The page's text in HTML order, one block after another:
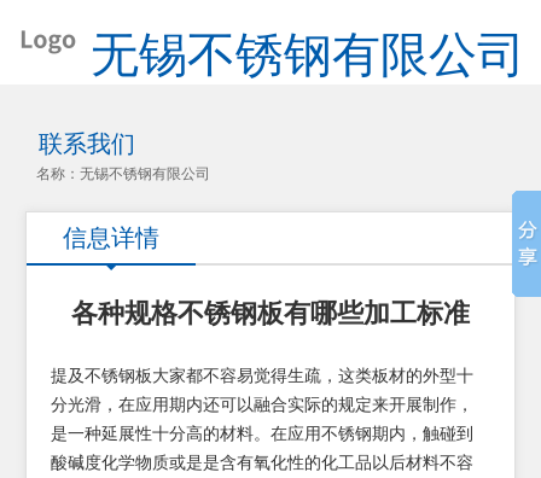
无锡不锈钢有限公司
联系我们
名称：无锡不锈钢有限公司
信息详情
各种规格不锈钢板有哪些加工标准
提及不锈钢板大家都不容易觉得生疏，这类板材的外型十
分光滑，在应用期内还可以融合实际的规定来开展制作，
是一种延展性十分高的材料。在应用不锈钢期内，触碰到
酸碱度化学物质或是是含有氧化性的化工品以后材料不容